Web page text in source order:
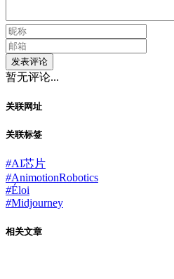
发表评论
暂无评论...
关联网址
关联标签
#AI芯片
#AnimotionRobotics
#Éloi
#Midjourney
相关文章